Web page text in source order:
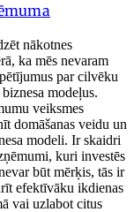
nākotnes
ka mēs nevaram
par cilvēku
modeļus.
veiksmes
domāšanas veidu un
modeli. Ir skaidri
kuri investēs
būt mērķis, tās ir
efektīvāku ikdienas
vai uzlabot citus